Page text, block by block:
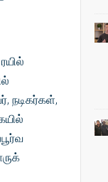
நடிகர்கள்,